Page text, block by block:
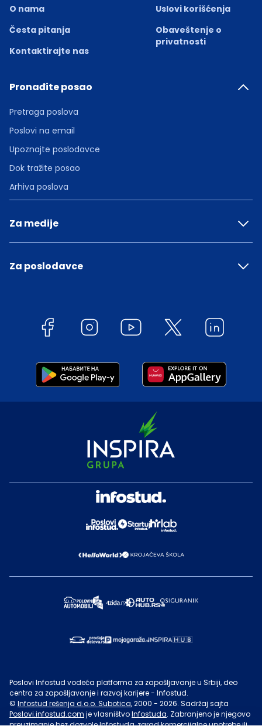
O nama
Česta pitanja
Kontaktirajte nas
Uslovi korišćenja
Obaveštenje o
privatnosti
Pronađite posao
Pretraga poslova
Poslovi na email
Upoznajte poslodavce
Dok tražite posao
Arhiva poslova
Za medije
Za poslodavce
Poslovi Infostud vodeća platforma za zapošljavanje u Srbiji, deo
centra za zapošljavanje i razvoj karijere - Infostud.
© Infostud rešenja d.o.o. Subotica, 2000 - 2026. Sadržaj sajta
Poslovi.infostud.com je vlasništvoInfostuda. Zabranjeno je njegovo